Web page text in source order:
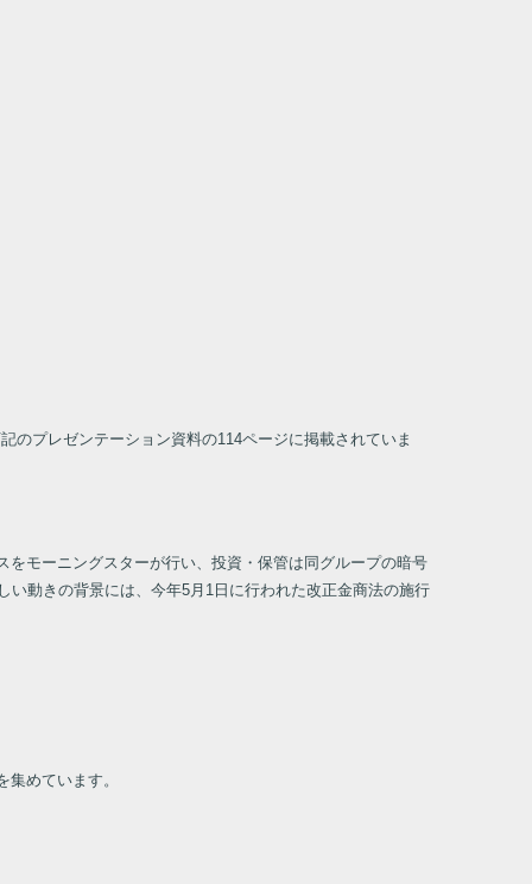
のプレゼンテーション資料の114ページに掲載されていま
モーニングスターが行い、投資・保管は同グループの暗号
動きの背景には、今年5月1日に行われた改正金商法の施行
めています。